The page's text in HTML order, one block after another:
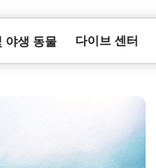
야생 동물 다이브 센터